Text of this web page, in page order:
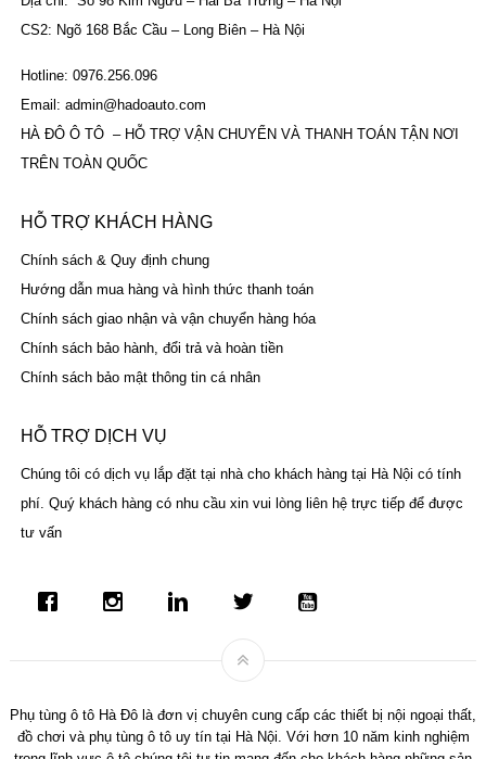
CS2: Ngõ 168 Bắc Cầu – Long Biên – Hà Nội
Hotline: 0976.256.096
Email: admin@hadoauto.com
HÀ ĐÔ Ô TÔ – HỖ TRỢ VẬN CHUYỂN VÀ THANH TOÁN TẬN NƠI
TRÊN TOÀN QUỐC
HỖ TRỢ KHÁCH HÀNG
Chính sách & Quy định chung
Hướng dẫn mua hàng và hình thức thanh toán
Chính sách giao nhận và vận chuyển hàng hóa
Chính sách bảo hành, đổi trả và hoàn tiền
Chính sách bảo mật thông tin cá nhân
HỖ TRỢ DỊCH VỤ
Chúng tôi có dịch vụ lắp đặt tại nhà cho khách hàng tại Hà Nội có tính
phí. Quý khách hàng có nhu cầu xin vui lòng liên hệ trực tiếp để được
tư vấn
Phụ tùng ô tô Hà Đô là đơn vị chuyên cung cấp các thiết bị nội ngoại thất,
đồ chơi và phụ tùng ô tô uy tín tại Hà Nội. Với hơn 10 năm kinh nghiệm